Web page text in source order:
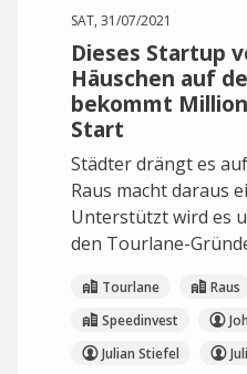
SAT, 31/07/2021
Dieses Startup
Häuschen auf
bekommt
Start
Städter drängt es
Raus macht daraus
Unterstützt wird es
den Tourlane-
Tourlane Raus
Speedinvest
Julian Stiefel